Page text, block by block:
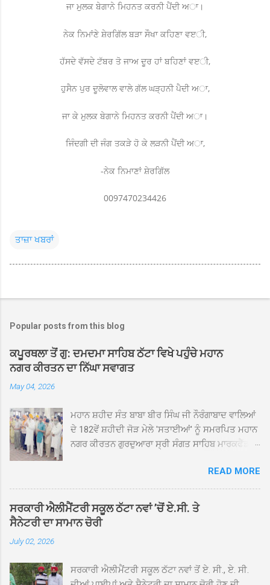
ਜਾ ਮੁਲਕ ਬੇਗਾਨੇ ਮਿਹਨਤ ਕਰਨੀ ਪੈਂਦੀ ਅਾ।
ਨੇਕ ਨਿਮਾਂਣੇ ਸ਼ੇਰਗਿੱਲ ਬੜਾ ਸੌਖਾ ਕਹਿਣਾ ਵੲੀ,
ਹੱਸਦੇ ਵੱਸਦੇ ਟੱਬਰ ਤੋ ਜਾਅ ਦੂਰ ਹਾਂ ਬਹਿਣਾਂ ਵੲੀ,
ਹੁਸੈਨ ਪੁਰ ਦੂਲੋਵਾਲ ਵਾਲੇ ਗੱਲ ਘੜ੍ਹਨੀ ਪੈਦੀ ਅਾ,
ਜਾ ਕੇ ਮੁਲਕ ਬੇਗਾਨੇ ਮਿਹਨਤ ਕਰਨੀ ਪੈਂਦੀ ਅਾ।
ਜਿੰਦਗੀ ਦੀ ਜੰਗ ਤਕੜੇ ਹੋ ਕੇ ਲੜਨੀ ਪੈਂਦੀ ਅਾ,
-ਨੇਕ ਨਿਮਾਣਾਂ ਸ਼ੇਰਗਿੱਲ
0097470234426
ਤਾਜ਼ਾ ਖਬਰਾਂ
Popular posts from this blog
ਕਪੂਰਥਲਾ ਤੋਂ ਗੁ: ਦਮਦਮਾ ਸਾਹਿਬ ਠੱਟਾ ਵਿਖੇ ਪਹੁੰਚੇ ਮਹਾਨ
ਨਗਰ ਕੀਰਤਨ ਦਾ ਨਿੱਘਾ ਸਵਾਗਤ
May 04, 2026
ਮਹਾਨ ਸ਼ਹੀਦ ਸੰਤ ਬਾਬਾ ਬੀਰ ਸਿੰਘ ਜੀ ਨੌਰੰਗਾਬਾਦ ਵਾਲਿਆਂ
ਦੇ 182ਵੇਂ ਸ਼ਹੀਦੀ ਜੋੜ ਮੇਲੇ 'ਸਤਾਈਆਂ' ਨੂੰ ਸਮਰਪਿਤ ਮਹਾਨ
ਨਗਰ ਕੀਰਤਨ ਗੁਰਦੁਆਰਾ ਸ੍ਰੀ ਸੰਗਤ ਸਾਹਿਬ ਮਾਰਕਫੈੱਡ
ਸਰਪ੍ਰਸਤੀ ਹੇਠ, ਪੰਜ ਪਿਆਰਿਆਂ ਦੀ ਅਗਵਾਈ ਵਿੱਚ
ਮਹੱਲਾ ਸੰਤਪੁਰਾ ਤੋਂ ਪ੍ਰਾਰੰਭ ਹੋ ਕੇ ਪਿੰਡ ਭਗਤਪੁਰ,
ਭਗਵਾਨਪੁਰ, ਝੁੱਗੀਆਂ ਗੁਲਾਮ, ਮਜਾਦਪੁਰ, ਕੁੱਲੀਆਂ, ਰੱਤਾ ਨੌ
ਅਬਾਦ, ਕੋਲੀਆਂਵਾਲ, ਅੱਡਾ ਸਾਬੂਵਾਲ, ਦਰੀਏਵਾਲ,
ਵਿਖੇ ਪਹੁੰਚਣ ’ਤੇ ਮੁੱਖ ਸੇਵਾਦਾਰ ਸੰਤ ਬਾਬਾ ਹਰਜੀਤ ਸਿੰਘ ਤੇ
READ MORE
ਸਰਕਾਰੀ ਐਲੀਮੈਂਟਰੀ ਸਕੂਲ ਠੱਟਾ ਨਵਾਂ ’ਚੋਂ ਏ.ਸੀ. ਤੇ
ਸੈਨੇਟਰੀ ਦਾ ਸਾਮਾਨ ਚੋਰੀ
July 02, 2026
ਸਰਕਾਰੀ ਐਲੀਮੈਂਟਰੀ ਸਕੂਲ ਠੱਟਾ ਨਵਾਂ ਤੋਂ ਏ. ਸੀ., ਏ. ਸੀ.